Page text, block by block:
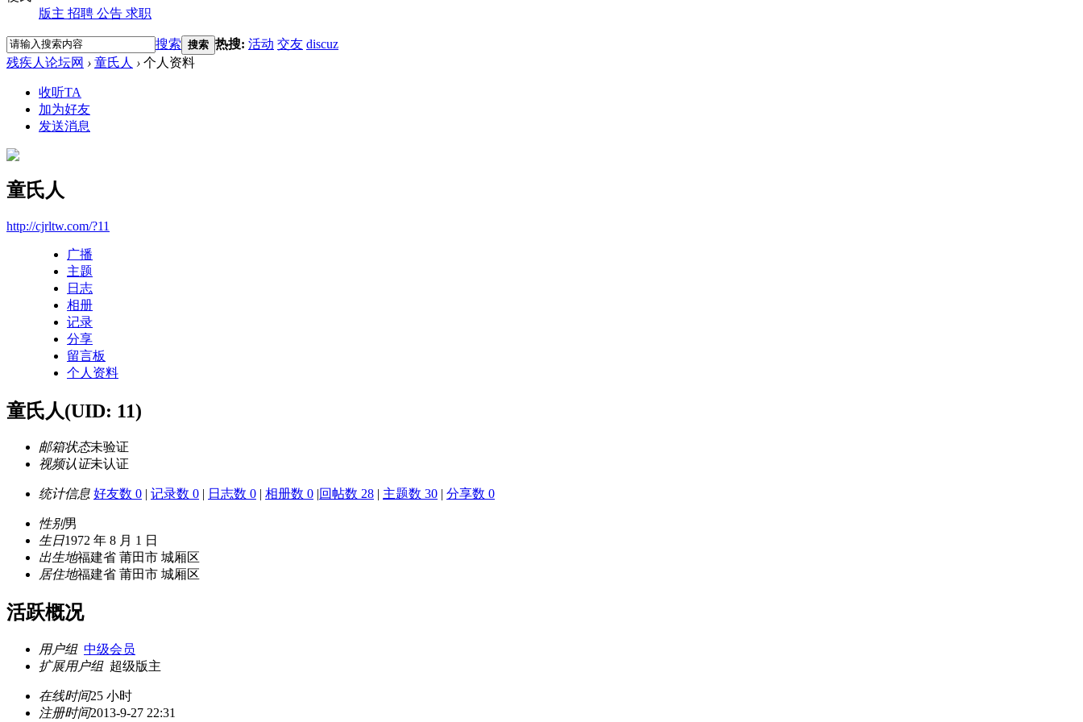
版主 招聘 公告 求职
搜索 搜索 热搜: 活动 交友 discuz
残疾人论坛网 › 童氏人 › 个人资料
收听TA
加为好友
发送消息
童氏人
http://cjrltw.com/?11
广播
主题
日志
相册
记录
分享
留言板
个人资料
童氏人(UID: 11)
邮箱状态未验证
视频认证未认证
统计信息 好友数 0 | 记录数 0 | 日志数 0 | 相册数 0 |回帖数 28 | 主题数 30 | 分享数 0
性别男
生日1972 年 8 月 1 日
出生地福建省 莆田市 城厢区
居住地福建省 莆田市 城厢区
活跃概况
用户组 中级会员
扩展用户组 超级版主
在线时间25 小时
注册时间2013-9-27 22:31